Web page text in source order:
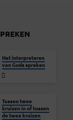
Het interpreteren
van Gods spreken
Tussen twee
kruizen in of tussen
de twee kruizen